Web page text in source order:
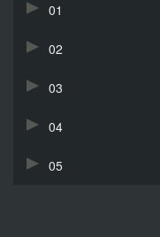
01
02
03
04
05